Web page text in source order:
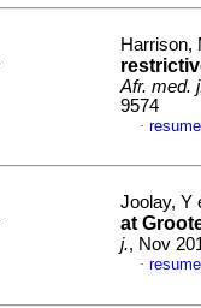
Harrison,
Afr. med.
9574
·
Joolay, Y
at
j., Nov
·